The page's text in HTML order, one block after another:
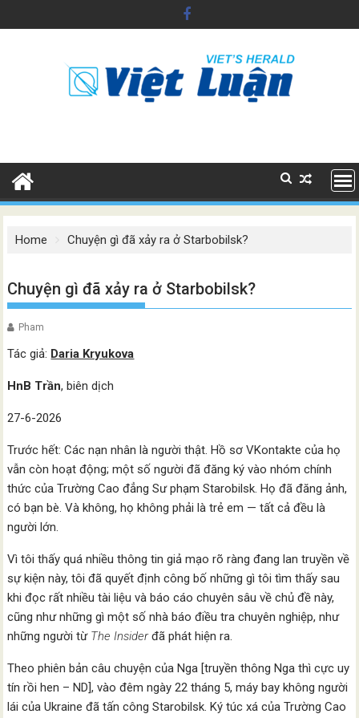
to
Home Chuyện gì đã xảy ra ở Starbobilsk?
Chuyện gì đã xảy ra ở Starbobilsk?
Pham
Tác giả: Daria Kryukova
HnB Trần, biên dịch
27-6-2026
Trước hết: Các nạn nhân là người thật. Hồ sơ VKontakte của họ
vẫn còn hoạt động; một số người đã đăng ký vào nhóm chính
thức của Trường Cao đẳng Sư phạm Starobilsk. Họ đã đăng ảnh,
có bạn bè. Và không, họ không phải là trẻ em — tất cả đều là
người lớn.
Vì tôi thấy quá nhiều thông tin giả mạo rõ ràng đang lan truyền về
sự kiện này, tôi đã quyết định công bố những gì tôi tìm thấy sau
khi đọc rất nhiều tài liệu và báo cáo chuyên sâu về chủ đề này,
cũng như những gì một số nhà báo điều tra chuyên nghiệp, như
những người từ The Insiderđã phát hiện ra.
Theo phiên bản câu chuyện của Nga [truyền thông Nga thì cực uy
tín rồi hen – ND], vào đêm ngày 22 tháng 5, máy bay không người
lái của Ukraine đã tấn công Starobilsk. Ký túc xá của Trường Cao